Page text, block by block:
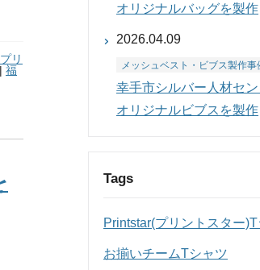
リ
| 福
オリジナルバッグを製作
2026.04.09
メッシュベスト・ビブス製作事
幸手市シルバー人材セ
オリジナルビブスを製作
Tags
Printstar(プリントスター
お揃いチームTシャツ